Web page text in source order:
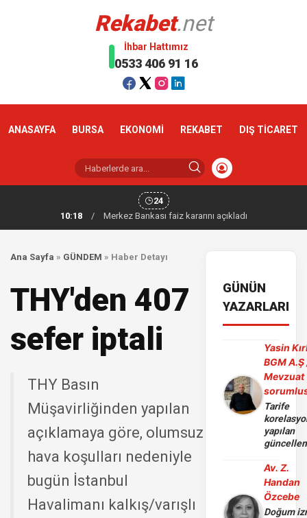
Rekabet.net
İhbar Hattımız
0533 406 91 16
ANASAYFA BURSA EKONOMİ REKABET DIŞ TİCARET
24
10:18
/ Merkez Bankası faiz kararını açıkladı
Ana Sayfa » GÜNDEM » Haber Detayı
THY'den 407
sefer iptali
THY Basın
Müşavirliğinden yapılan
açıklamaya göre, olumsuz
hava koşulları nedeniyle
bugün İstanbul
Havalimanı kalkış/varışlı
GÜNÜN
YAZARLARI
Yasin
BGM A.Ş
Mevzuat
Tarife
yapılan
Av. Z.
Handan
Özcebe
Doğum